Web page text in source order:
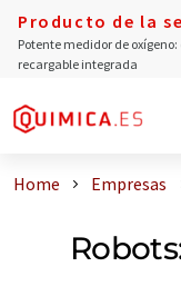
Producto de la
Potente medidor de
recargable integrada
Home Empresas